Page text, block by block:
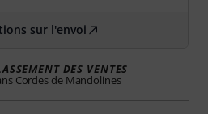
sur l'envoi
DES VENTES
Cordes de Mandolines